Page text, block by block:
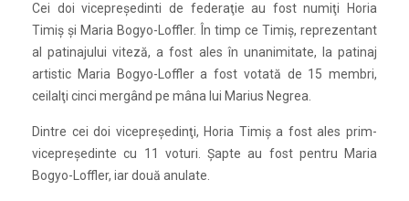
Cei doi vicepreşedinti de federaţie au fost numiţi Horia
Timiş şi Maria Bogyo-Loffler. În timp ce Timiş, reprezentant
al patinajului viteză, a fost ales în unanimitate, la patinaj
artistic Maria Bogyo-Loffler a fost votată de 15 membri,
ceilalţi cinci mergând pe mâna lui Marius Negrea.
Dintre cei doi vicepreşedinţi, Horia Timiş a fost ales prim-
vicepreşedinte cu 11 voturi. Şapte au fost pentru Maria
Bogyo-Loffler, iar două anulate.